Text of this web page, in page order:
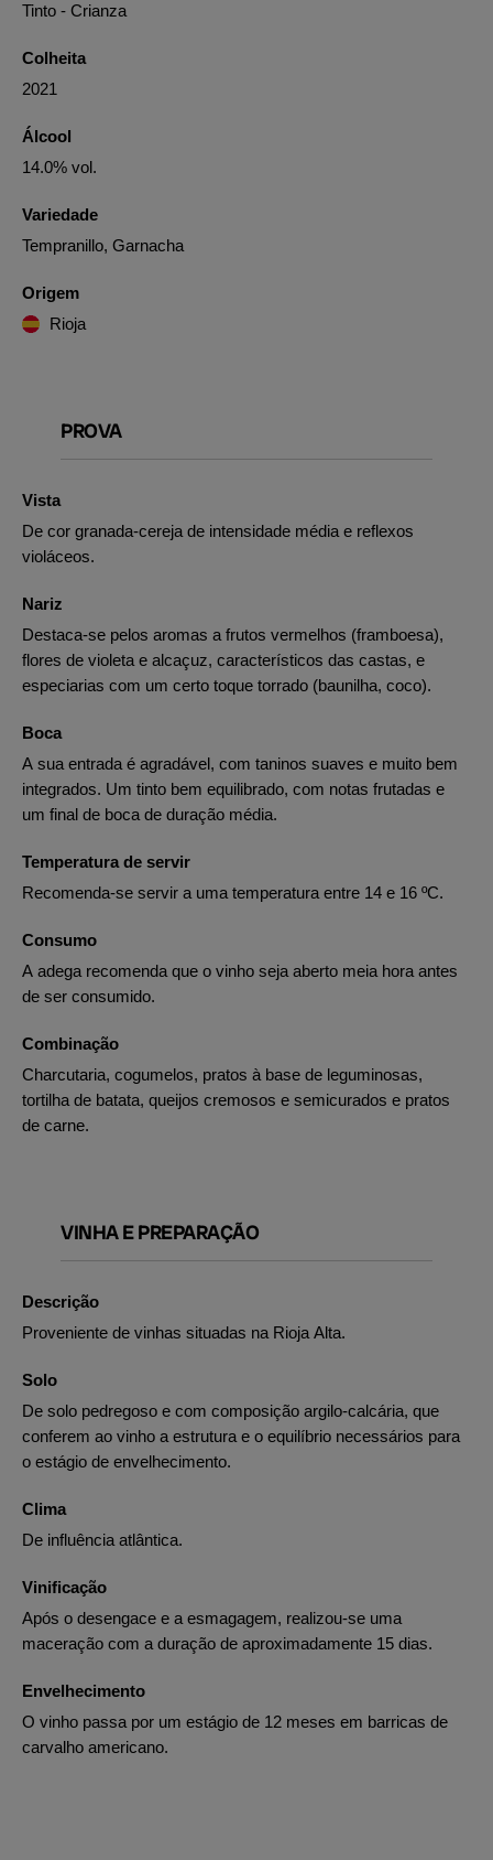
Tinto - Crianza
Colheita
2021
Álcool
14.0% vol.
Variedade
Tempranillo, Garnacha
Origem
Rioja
PROVA
Vista
De cor granada-cereja de intensidade média e reflexos
violáceos.
Nariz
Destaca-se pelos aromas a frutos vermelhos (framboesa),
flores de violeta e alcaçuz, característicos das castas, e
especiarias com um certo toque torrado (baunilha, coco).
Boca
A sua entrada é agradável, com taninos suaves e muito bem
integrados. Um tinto bem equilibrado, com notas frutadas e
um final de boca de duração média.
Temperatura de servir
Recomenda-se servir a uma temperatura entre 14 e 16 ºC.
Consumo
A adega recomenda que o vinho seja aberto meia hora antes
de ser consumido.
Combinação
Charcutaria, cogumelos, pratos à base de leguminosas,
tortilha de batata, queijos cremosos e semicurados e pratos
de carne.
VINHA E PREPARAÇÃO
Descrição
Proveniente de vinhas situadas na Rioja Alta.
Solo
De solo pedregoso e com composição argilo-calcária, que
conferem ao vinho a estrutura e o equilíbrio necessários para
o estágio de envelhecimento.
Clima
De influência atlântica.
Vinificação
Após o desengace e a esmagagem, realizou-se uma
maceração com a duração de aproximadamente 15 dias.
Envelhecimento
O vinho passa por um estágio de 12 meses em barricas de
carvalho americano.